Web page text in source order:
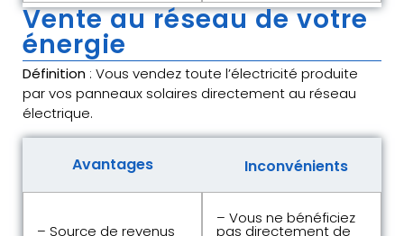
Vente au réseau de votre
énergie
Définition : Vous vendez toute l’électricité produite
par vos panneaux solaires directement au réseau
électrique.
Avantages Inconvénients
– Source de revenus
– Vous ne bénéficiez
pas directement de